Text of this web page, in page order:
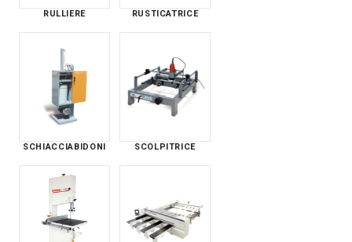
RULLIERE RUSTICATRICE
SCHIACCIABIDONI SCOLPITRICE